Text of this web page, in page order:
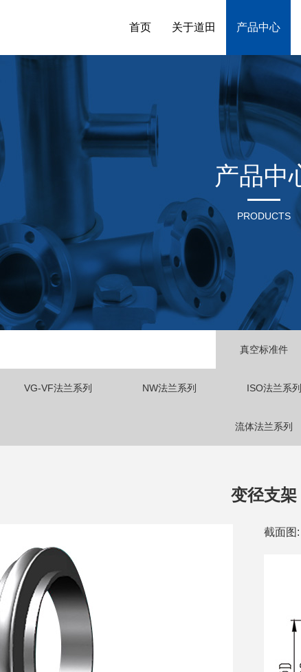
首页 关于道田 产品中心
产品中
PRODUCTS
真空标准件
VG-VF法兰系列 NW法兰系列 ISO法兰系列
流体法兰系列
变径支架
截面图: